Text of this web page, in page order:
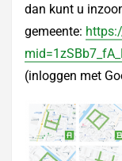
dan kunt u
gemeente:
(inloggen met